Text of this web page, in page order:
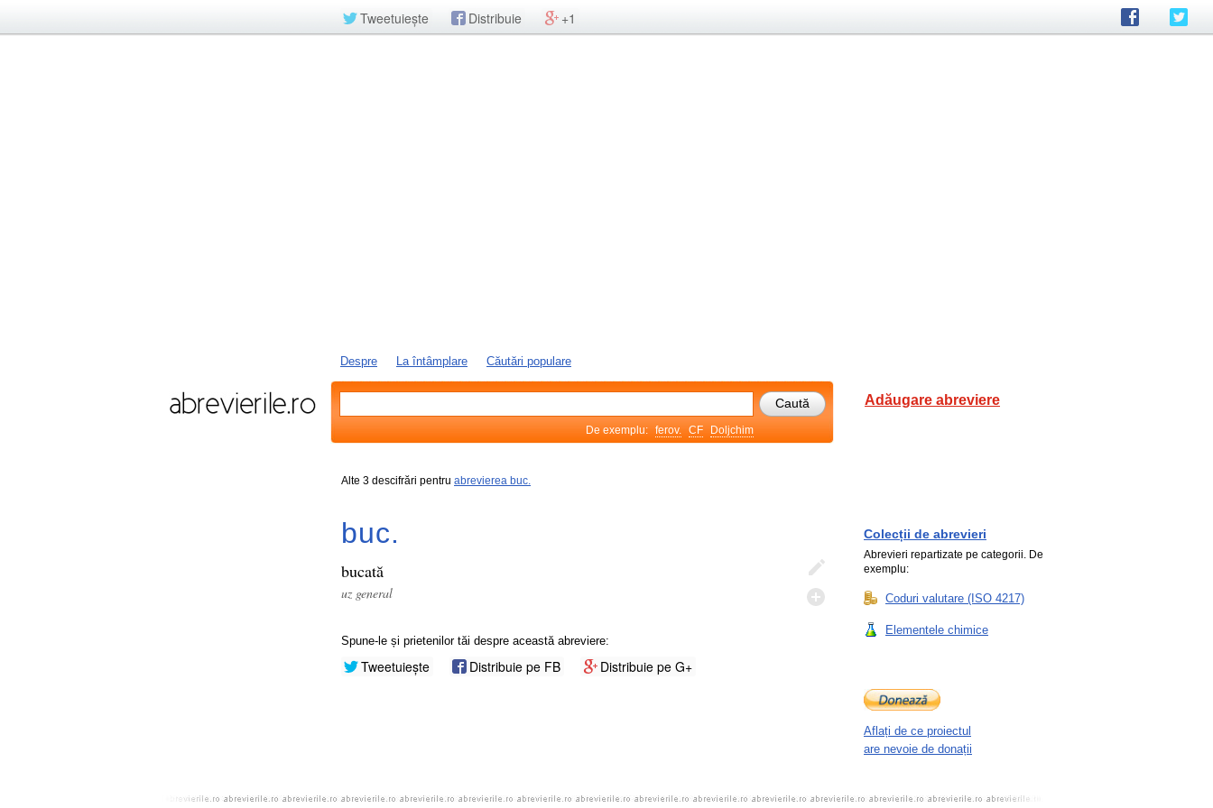
Tweetuiește Distribuie +1
Despre La întâmplare Căutări populare
De exemplu: ferov. CF Doljchim
Adăugare abreviere
Alte 3 descifrări pentru abrevierea buc.
buc.
bucată
uz general
Spune-le și prietenilor tăi despre această abreviere:
Tweetuiește Distribuie pe FB Distribuie pe G+
Colecții de abrevieri
Abrevieri repartizate pe categorii. De
exemplu:
Coduri valutare (ISO 4217)
Elementele chimice
Aflați de ce proiectul
are nevoie de donații